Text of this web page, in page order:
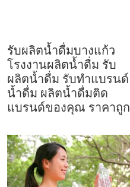
รับผลิตน้ำดื่มบางแก้ว
โรงงานผลิตน้ำดื่ม รับ
ผลิตน้ำดื่ม รับทำแบรนด์
น้ำดื่ม ผลิตน้ำดื่มติด
แบรนด์ของคุณ ราคาถูก